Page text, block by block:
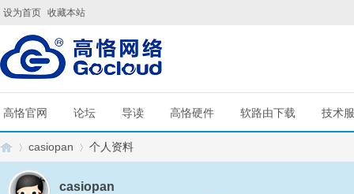
设为首页 收藏本站
高恪官网 论坛 导读 高恪硬件 软路由下载 技术
casiopan 个人资料
casiopan